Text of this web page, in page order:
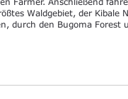
Waldgebiet, der Kibale
durch den Bugoma Forest